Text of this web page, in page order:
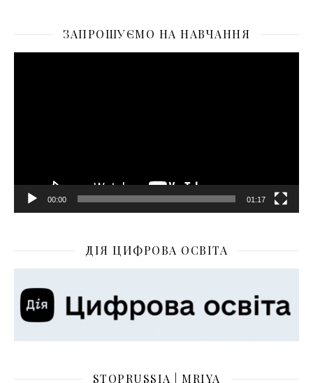
ЗАПРОШУЄМО НА НАВЧАННЯ
00:00 01:17
ДІЯ ЦИФРОВА ОСВІТА
STOPRUSSIA | MRIYA